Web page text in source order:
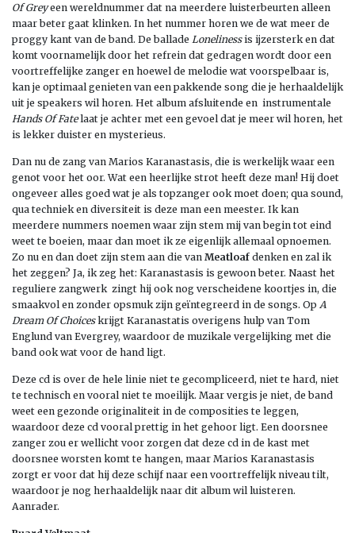
Of Greyeen wereldnummer dat na meerdere luisterbeurten alleen
maar beter gaat klinken. In het nummer horen we de wat meer de
proggy kant van de band. De ballade Lonelinessis ijzersterk en dat
komt voornamelijk door het refrein dat gedragen wordt door een
voortreffelijke zanger en hoewel de melodie wat voorspelbaar is,
kan je optimaal genieten van een pakkende song die je herhaaldelijk
uit je speakers wil horen. Het album afsluitende en instrumentale
Hands Of Fatelaat je achter met een gevoel dat je meer wil horen, het
is lekker duister en mysterieus.
Dan nu de zang van Marios Karanastasis, die is werkelijk waar een
genot voor het oor. Wat een heerlijke strot heeft deze man! Hij doet
ongeveer alles goed wat je als topzanger ook moet doen; qua sound,
qua techniek en diversiteit is deze man een meester. Ik kan
meerdere nummers noemen waar zijn stem mij van begin tot eind
weet te boeien, maar dan moet ik ze eigenlijk allemaal opnoemen.
Zo nu en dan doet zijn stem aan die van Meatloaf denken en zal ik
het zeggen? Ja, ik zeg het: Karanastasis is gewoon beter. Naast het
reguliere zangwerk zingt hij ook nog verscheidene koortjes in, die
smaakvol en zonder opsmuk zijn geïntegreerd in de songs. Op A
Dream Of Choiceskrijgt Karanastatis overigens hulp van Tom
Englund van Evergrey, waardoor de muzikale vergelijking met die
band ook wat voor de hand ligt.
Deze cd is over de hele linie niet te gecompliceerd, niet te hard, niet
te technisch en vooral niet te moeilijk. Maar vergis je niet, de band
weet een gezonde originaliteit in de composities te leggen,
waardoor deze cd vooral prettig in het gehoor ligt. Een doorsnee
zanger zou er wellicht voor zorgen dat deze cd in de kast met
doorsnee worsten komt te hangen, maar Marios Karanastasis
zorgt er voor dat hij deze schijf naar een voortreffelijk niveau tilt,
waardoor je nog herhaaldelijk naar dit album wil luisteren.
Aanrader.